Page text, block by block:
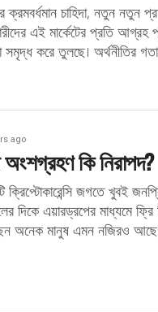
ক্রমবর্ধমান চাহিদা, নতুন
এই মার্কেটের প্রতি আগ্রহ
করে তুলছে। অর্থনীতির
ago
কি নিরাপদ?
ক্রিপ্টোকারেন্সি জগতে খুবই
দিকে এয়ারড্রপের মাধ্যমে ফ্রি
অনেক মানুষ এমন নজিরও